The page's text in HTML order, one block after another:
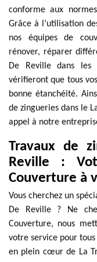
conforme aux
Grâce à l’utilisation
nos équipes de
rénover, réparer
De Reville dans les
vérifieront que tous
bonne étanchéité.
de zingueries dans le
appel à notre
Travaux de
Reville :
Couverture à
Vous cherchez un
De Reville ? Ne
Couverture, nous
votre service pour tous
en plein cœur de La